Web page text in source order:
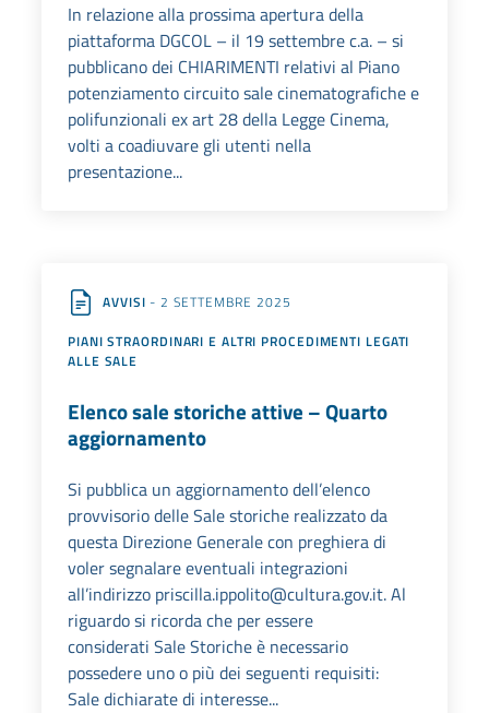
In relazione alla prossima apertura della
piattaforma DGCOL – il 19 settembre c.a. – si
pubblicano dei CHIARIMENTI relativi al Piano
potenziamento circuito sale cinematografiche e
polifunzionali ex art 28 della Legge Cinema,
volti a coadiuvare gli utenti nella
presentazione...
AVVISI - 2 SETTEMBRE 2025
PIANI STRAORDINARI E ALTRI PROCEDIMENTI LEGATI
ALLE SALE
Elenco sale storiche attive – Quarto
aggiornamento
Si pubblica un aggiornamento dell’elenco
provvisorio delle Sale storiche realizzato da
questa Direzione Generale con preghiera di
voler segnalare eventuali integrazioni
all’indirizzo priscilla.ippolito@cultura.gov.it. Al
riguardo si ricorda che per essere
considerati Sale Storiche è necessario
possedere uno o più dei seguenti requisiti:
Sale dichiarate di interesse...